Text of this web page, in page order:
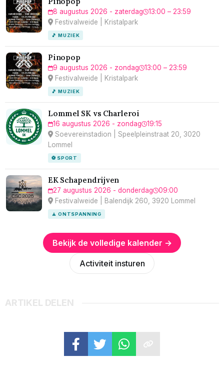
8 augustus 2026 - zaterdag
13:00 – 23:59
Festivalweide | Kristalpark
🎵 MUZIEK
Pinopop
9 augustus 2026 - zondag
13:00 – 23:59
Festivalweide | Kristalpark
🎵 MUZIEK
Lommel SK vs Charleroi
16 augustus 2026 - zondag
19:15
Soevereinstadion | Speelpleinstraat 20, 3020
Lommel
⚽ SPORT
EK Schapendrijven
27 augustus 2026 - donderdag
09:00
Festivalweide | Balendijk 260, 3920 Lommel
🧘 ONTSPANNING
Bekijk de volledige kalender →
Activiteit insturen
ARTIKEL DELEN